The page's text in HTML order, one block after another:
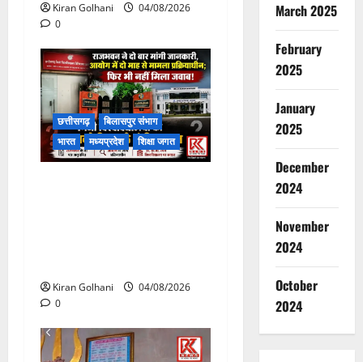
Kiran Golhani
04/08/2026
0
छत्तीसगढ़
बिलासपुर संभाग
भारत
मध्यप्रदेश शिक्षा जगत
Kiran Golhani
04/08/2026
0
March 2025
February
2025
January
2025
December
2024
November
2024
October
2024